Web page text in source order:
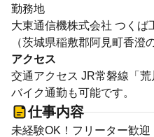
勤務地
大東通信機株式会社 つくば
（茨城県稲敷郡阿見町香澄
アクセス
交通アクセス JR常磐線「
バイク通勤も可能です。
仕事内容
未経験OK！フリーター歓